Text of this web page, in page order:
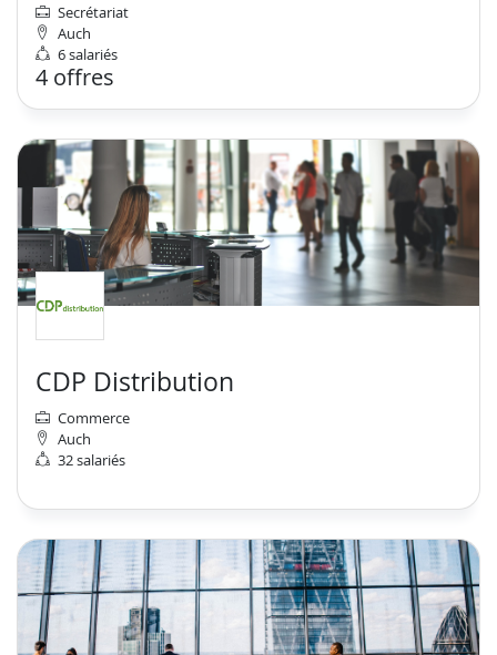
Secrétariat
Auch
6 salariés
4 offres
CDP Distribution
Commerce
Auch
32 salariés